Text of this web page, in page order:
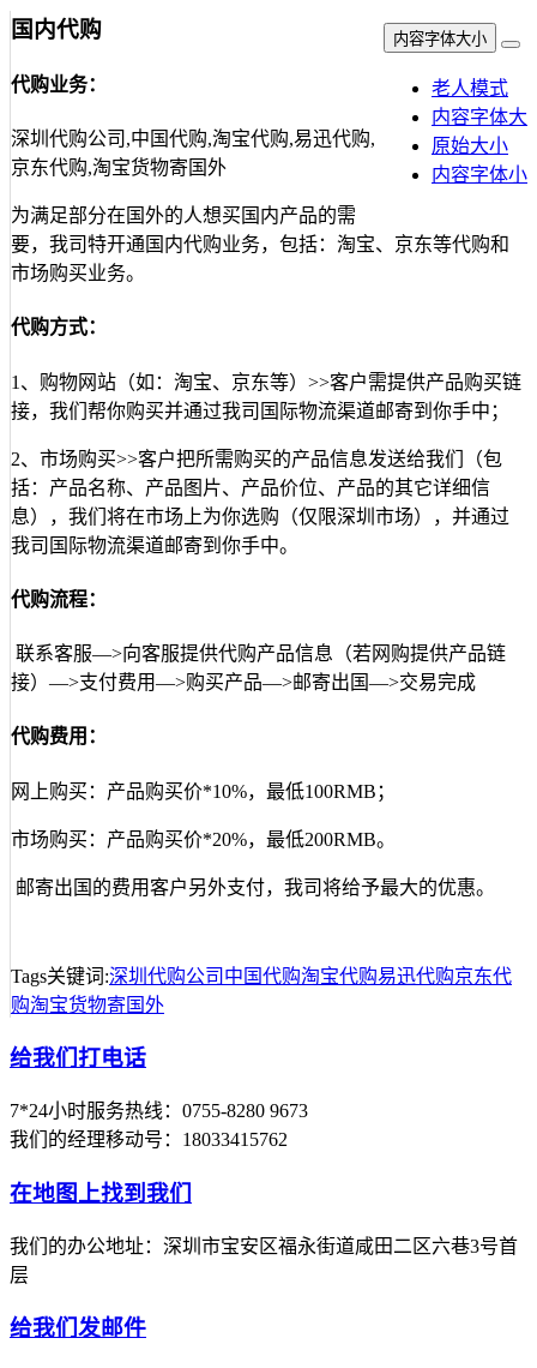
客户:zhaomu***
清楚...
客户:iamjuliet***
时间解决问题，并且非常精准！赞！
客户:spawnzk
服务很好,有问必答,很好的帮我想方案,箱单出来会继续
客户:llnx2000
客户:risi***3428
希望你们网点多一些，我天天发小包到你...
客户:tao***nxh
客户:ke***son
效率很高，能够做到下午准时收货，第二...
客户:ALL***RO
希望你们网点多一些，我天天发小包到你...
客户:xuehua***
客户:YESHENYU***
还好你们晚上也收件，这样就有比较宽敞...
客户:so8***068
价格查询功能很好，价格透明一目了然，...
非常专业的公司,很满意.连国际贸易方面的问题,他们都
知道,知识很丰富。
非常专业的公司，服务态度很好，十分满意...
内容字体大小
老人模式
内容字体大
原始大小
内容字体小
国内代购
代购业务：
深圳代购公司,中国代购,淘宝代购,易迅代购,
京东代购,淘宝货物寄国外
为满足部分在国外的人想买国内产品的需
要，我司特开通国内代购业务，包括：淘宝、京东等代购和
市场购买业务。
代购方式：
1、购物网站（如：淘宝、京东等）>>客户需提供产品购买链
接，我们帮你购买并通过我司国际物流渠道邮寄到你手中；
2、市场购买>>客户把所需购买的产品信息发送给我们（包
括：产品名称、产品图片、产品价位、产品的其它详细信
息），我们将在市场上为你选购（仅限深圳市场），并通过
我司国际物流渠道邮寄到你手中。
代购流程：
联系客服—>向客服提供代购产品信息（若网购提供产品链
接）—>支付费用—>购买产品—>邮寄出国—>交易完成
代购费用：
网上购买：产品购买价*10%，最低100RMB；
市场购买：产品购买价*20%，最低200RMB。
邮寄出国的费用客户另外支付，我司将给予最大的优惠。
Tags关键词:深圳代购公司 中国代购淘宝代购易迅代购京东代
购淘宝货物寄国外
给我们打电话
7*24小时服务热线：0755-8280 9673
我们的经理移动号：18033415762
在地图上找到我们
我们的办公地址：深圳市宝安区福永街道咸田二区六巷3号首
层
给我们发邮件